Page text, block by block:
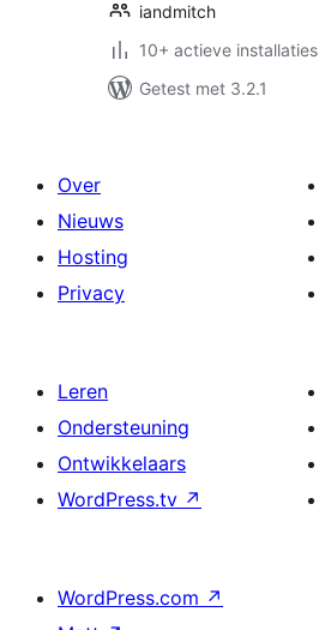
iandmitch
10+ actieve installaties
Getest met 3.2.1
Over
Nieuws
Hosting
Privacy
Leren
Ondersteuning
Ontwikkelaars
WordPress.tv ↗
WordPress.com ↗